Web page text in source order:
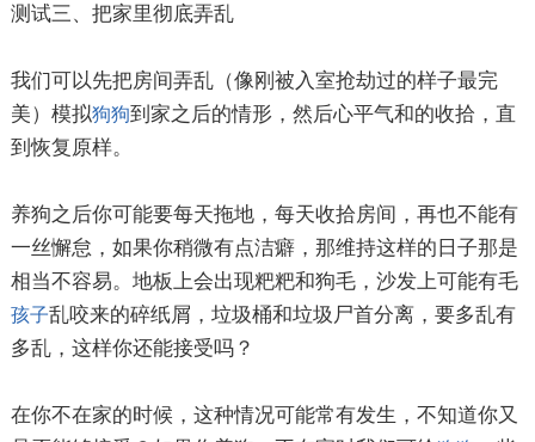
测试三、把家里彻底弄乱
我们可以先把房间弄乱（像刚被入室抢劫过的样子最完
美）模拟狗狗到家之后的情形，然后心平气和的收拾，直
到恢复原样。
养狗之后你可能要每天拖地，每天收拾房间，再也不能有
一丝懈怠，如果你稍微有点洁癖，那维持这样的日子那是
相当不容易。地板上会出现粑粑和狗毛，沙发上可能有毛
孩子乱咬来的碎纸屑，垃圾桶和垃圾尸首分离，要多乱有
多乱，这样你还能接受吗？
在你不在家的时候，这种情况可能常有发生，不知道你又